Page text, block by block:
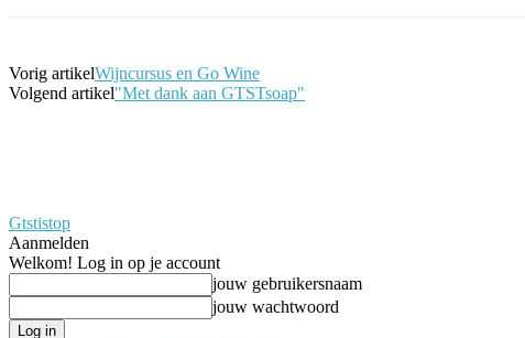
Vorig artikelWijncursus en Go Wine
Volgend artikel"Met dank aan GTSTsoap"
Gtstistop
Aanmelden
Welkom! Log in op je account
jouw gebruikersnaam
jouw wachtwoord